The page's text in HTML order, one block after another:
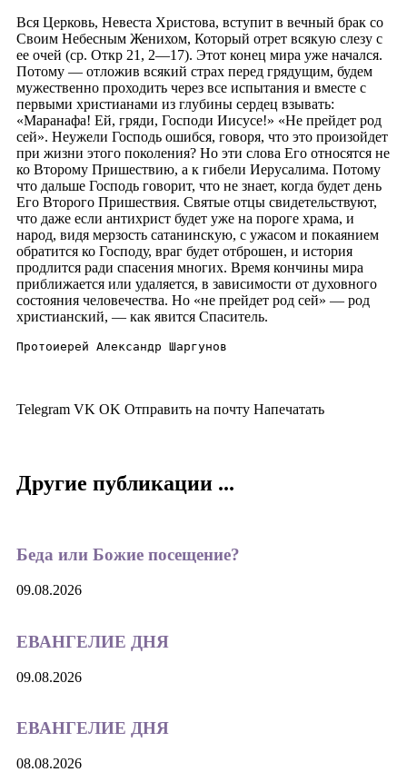
Вся Церковь, Невеста Христова, вступит в вечный брак со
Своим Небесным Женихом, Который отрет всякую слезу с
ее очей (ср. Откр 21, 2—17). Этот конец мира уже начался.
Потому — отложив всякий страх перед грядущим, будем
мужественно проходить через все испытания и вместе с
первыми христианами из глубины сердец взывать:
«Маранафа! Ей, гряди, Господи Иисусе!» «Не прейдет род
сей». Неужели Господь ошибся, говоря, что это произойдет
при жизни этого поколения? Но эти слова Его относятся не
ко Второму Пришествию, а к гибели Иерусалима. Потому
что дальше Господь говорит, что не знает, когда будет день
Его Второго Пришествия. Святые отцы свидетельствуют,
что даже если антихрист будет уже на пороге храма, и
народ, видя мерзость сатанинскую, с ужасом и покаянием
обратится ко Господу, враг будет отброшен, и история
продлится ради спасения многих. Время кончины мира
приближается или удаляется, в зависимости от духовного
состояния человечества. Но «не прейдет род сей» — род
христианский, — как явится Спаситель.
Протоиерей Александр Шаргунов
Telegram VK OK Отправить на почту Напечатать
Другие публикации ...
Беда или Божие посещение?
09.08.2026
ЕВАНГЕЛИЕ ДНЯ
09.08.2026
ЕВАНГЕЛИЕ ДНЯ
08.08.2026